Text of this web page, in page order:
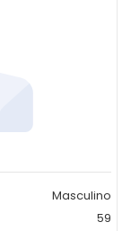
Masculino
59